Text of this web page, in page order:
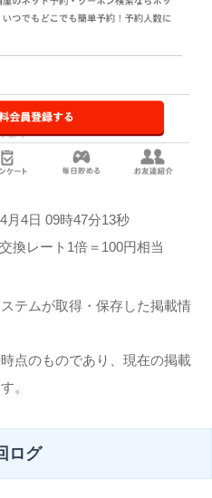
月4日 09時47分13秒
換レート1倍＝100円相当
テムが取得・保存した掲載情
点のものであり、現在の掲載
。
ログ